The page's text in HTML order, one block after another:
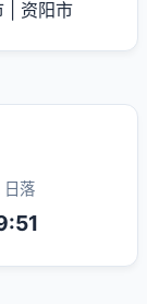
资阳市
日落